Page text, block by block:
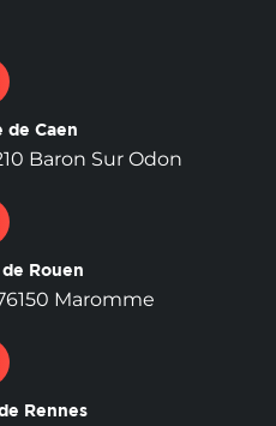
de Caen
Baron Sur Odon
Rouen
Maromme
Rennes